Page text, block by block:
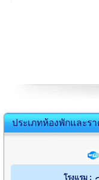
ประเภทห้องพักและร
โรงแรม :